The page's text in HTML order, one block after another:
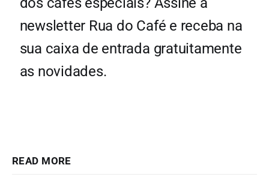
newsletter Rua do Café e receba na
sua caixa de entrada gratuitamente
as novidades.
READ MORE